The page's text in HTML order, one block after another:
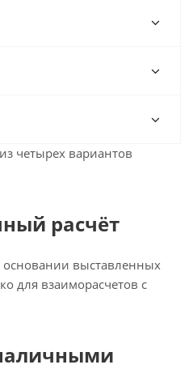
четырех вариантов
расчёт
основании выставленных
для взаиморасчетов с